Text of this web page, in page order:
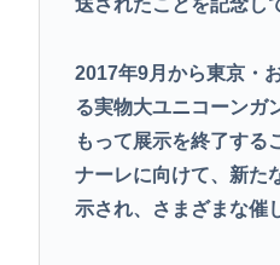
送されたことを記念し
2017年9月から東京・
る実物大ユニコーンガ
もって展示を終了する
ナーレに向けて、新た
示され、さまざまな催